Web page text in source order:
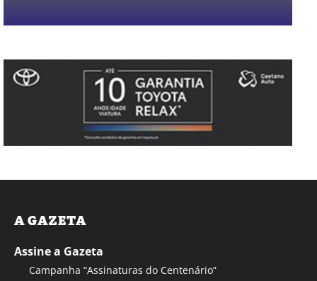
A GAZETA
Assine a Gazeta
Campanha “Assinaturas do Centenário”